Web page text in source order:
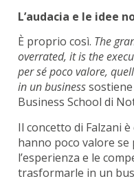
L’audacia e le idee
È proprio così. The
overrated, it is the
per sé poco valore,
in un business
Business School di
Il concetto di Falzani
hanno poco valore se
l’esperienza e le
trasformarle in un